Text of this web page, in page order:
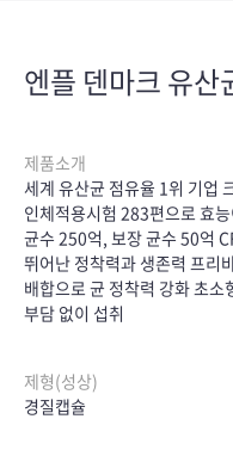
엔플 덴마크 유산
제품소개
세계 유산균 점유율 1위 기업
인체적용시험 283편으로 효
균수 250억, 보장 균수 50억
뛰어난 정착력과 생존력 프리
배합으로 균 정착력 강화 초
부담 없이 섭취
제형(성상)
경질캡슐